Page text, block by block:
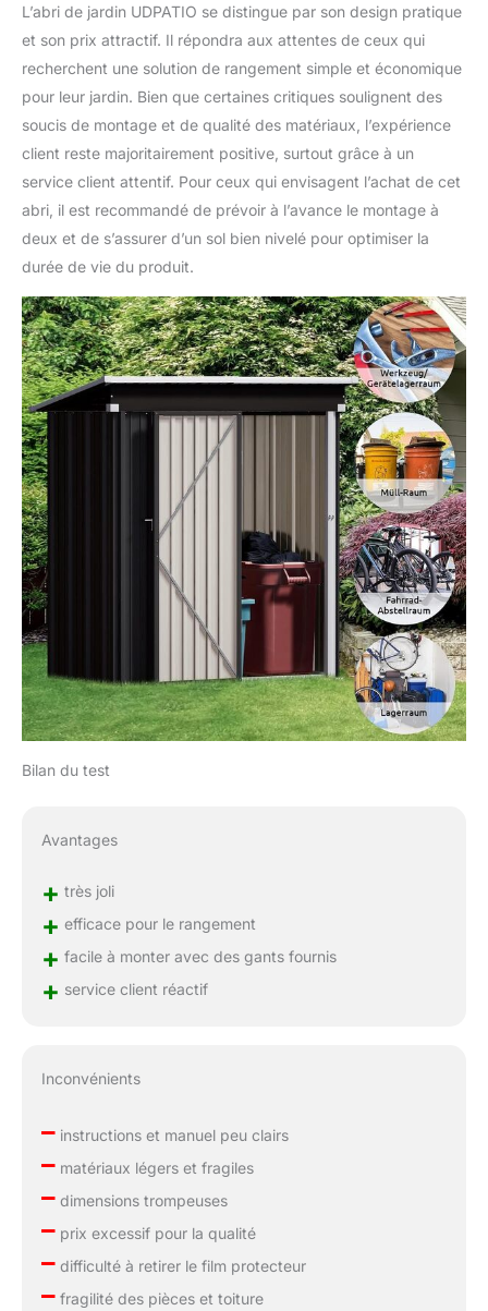
L’abri de jardin UDPATIO se distingue par son design pratique
et son prix attractif. Il répondra aux attentes de ceux qui
recherchent une solution de rangement simple et économique
pour leur jardin. Bien que certaines critiques soulignent des
soucis de montage et de qualité des matériaux, l’expérience
client reste majoritairement positive, surtout grâce à un
service client attentif. Pour ceux qui envisagent l’achat de cet
abri, il est recommandé de prévoir à l’avance le montage à
deux et de s’assurer d’un sol bien nivelé pour optimiser la
durée de vie du produit.
Bilan du test
Avantages
+ très joli
+ efficace pour le rangement
+ facile à monter avec des gants fournis
+ service client réactif
Inconvénients
–instructions et manuel peu clairs
–matériaux légers et fragiles
–dimensions trompeuses
–prix excessif pour la qualité
–difficulté à retirer le film protecteur
–fragilité des pièces et toiture